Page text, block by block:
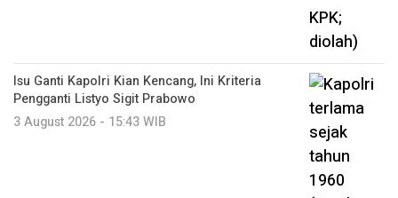
Isu Ganti Kapolri Kian Kencang, Ini Kriteria
Pengganti Listyo Sigit Prabowo
3 August 2026 - 15:43 WIB